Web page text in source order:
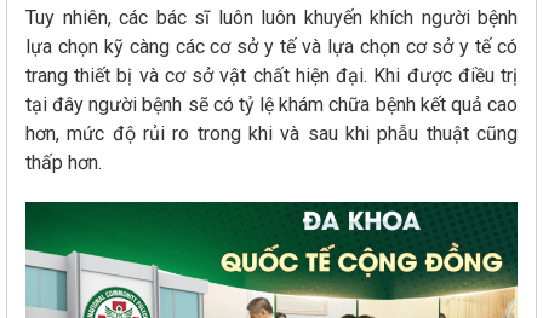
Tuy nhiên, các bác sĩ luôn luôn khuyến khích người bệnh
lựa chọn kỹ càng các cơ sở y tế và lựa chọn cơ sở y tế có
trang thiết bị và cơ sở vật chất hiện đại. Khi được điều trị
tại đây người bệnh sẽ có tỷ lệ khám chữa bệnh kết quả cao
hơn, mức độ rủi ro trong khi và sau khi phẫu thuật cũng
thấp hơn.